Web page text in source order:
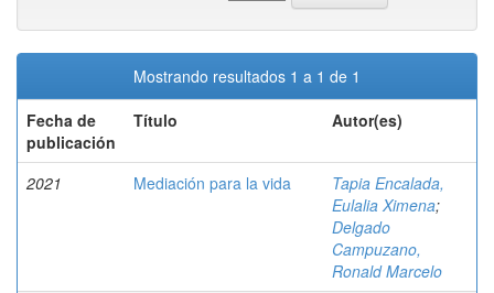
Mostrando resultados 1 a 1 de 1
Fecha de
publicación
Título Autor(es)
2021 Mediación para la vida
Tapia Encalada,
Eulalia Ximena;
Delgado
Campuzano,
Ronald Marcelo